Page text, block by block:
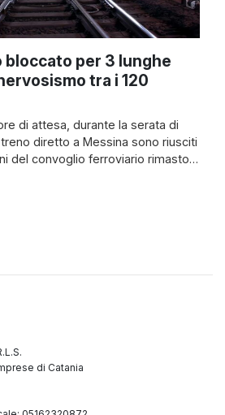
bloccato per 3 lunghe
tra i 120
di attesa, durante la serata di
diretto a Messina sono riusciti
del convoglio ferroviario rimasto
che collega contrada Targia da
di Catania